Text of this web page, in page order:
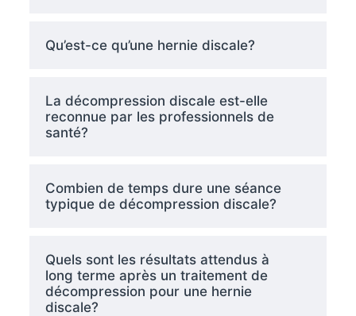
Qu’est-ce qu’une hernie discale?
La décompression discale est-elle
reconnue par les professionnels de
santé?
Combien de temps dure une séance
typique de décompression discale?
Quels sont les résultats attendus à
long terme après un traitement de
décompression pour une hernie
discale?